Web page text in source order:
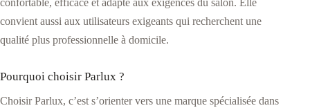
confortable, efficace et adapté aux exigences du salon. Elle
convient aussi aux utilisateurs exigeants qui recherchent une
qualité plus professionnelle à domicile.
Pourquoi choisir Parlux ?
Choisir Parlux, c’est s’orienter vers une marque spécialisée dans